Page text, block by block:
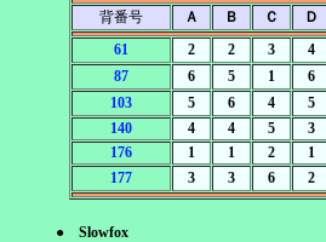
背番号
Ａ Ｂ Ｃ Ｄ
61
2 2 3 4
87
6 5 1 6
103
5 6 4 5
140
4 4 5 3
176
1 1 2 1
177
3 3 6 2
● Slowfox